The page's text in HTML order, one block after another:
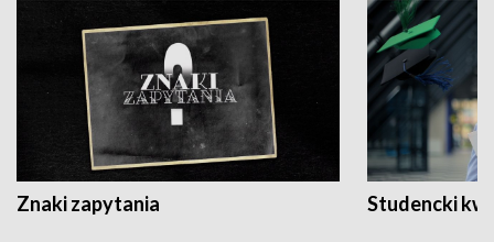
Znaki zapytania Studencki